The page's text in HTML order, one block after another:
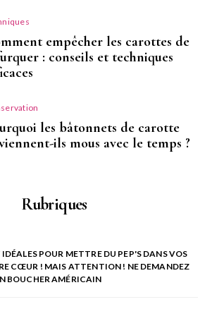
empêcher les carottes de
: conseils et techniques
les bâtonnets de carotte
ils mous avec le temps ?
Rubriques
POUR METTRE DU PEP'S DANS VOS
CŒUR ! MAIS ATTENTION ! NE DEMANDEZ
BOUCHER AMÉRICAIN